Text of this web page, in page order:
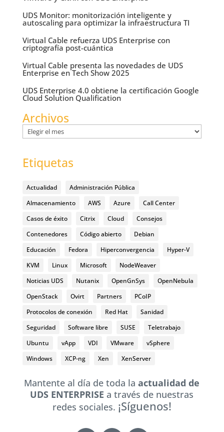
UDS Monitor: monitorización inteligente y
autoscaling para optimizar la infraestructura TI
Virtual Cable refuerza UDS Enterprise con
criptografía post-cuántica
Virtual Cable presenta las novedades de UDS
Enterprise en Tech Show 2025
UDS Enterprise 4.0 obtiene la certificación Google
Cloud Solution Qualification
Archivos
Archivos
Etiquetas
Actualidad
Administración Pública
Almacenamiento
AWS Azure
Call Center
Casos de éxito
Citrix Cloud
Consejos
Contenedores
Código abierto
Debian
Educación
Fedora Hiperconvergencia
Hyper-V
KVM
Linux Microsoft
NodeWeaver
Noticias UDS
Nutanix OpenGnSys
OpenNebula
OpenStack
Ovirt Partners
PCoIP
Protocolos de conexión
Red Hat
Sanidad
Seguridad
Software libre SUSE
Teletrabajo
Ubuntu
vApp VDI VMware
vSphere
Windows
XCP-ng Xen XenServer
Mantente al día de toda laactualidad de
UDS ENTERPRISEa través de nuestras
redes sociales. ¡Síguenos!